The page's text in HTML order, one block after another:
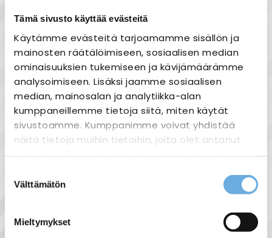
Tämä sivusto käyttää evästeitä
Käytämme evästeitä tarjoamamme sisällön ja
mainosten räätälöimiseen, sosiaalisen median
ominaisuuksien tukemiseen ja kävijämäärämme
analysoimiseen. Lisäksi jaamme sosiaalisen
median, mainosalan ja analytiikka-alan
kumppaneillemme tietoja siitä, miten käytät
sivustoamme. Kumppanimme voivat yhdistää
näitä tietoja muihin tietoihin, joita olet antanut
heille tai joita on kerätty, kun olet käyttänyt
valinta
Välttämätön
Mieltymykset
Tuotekuvaus
Hyundai UTH65K
Hyundai lämpörele
Sopii Hyundain kontaktoreihin (UMC40,
UMC50, UMC62)
Hyundai tuoteryhmästä